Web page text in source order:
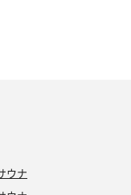
ない、素朴さが良
がちょっと…あーん
し部室のような。ぬ
じゃないんだよ。
ーターの出力が強い
ウナ